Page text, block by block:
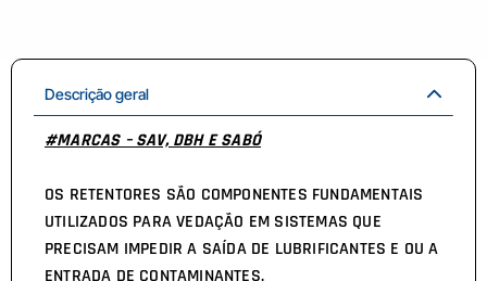
Descrição geral
#MARCAS – SAV, DBH E SABÓ
OS RETENTORES SÃO COMPONENTES FUNDAMENTAIS
UTILIZADOS PARA VEDAÇÃO EM SISTEMAS QUE
PRECISAM IMPEDIR A SAÍDA DE LUBRIFICANTES E OU A
ENTRADA DE CONTAMINANTES.